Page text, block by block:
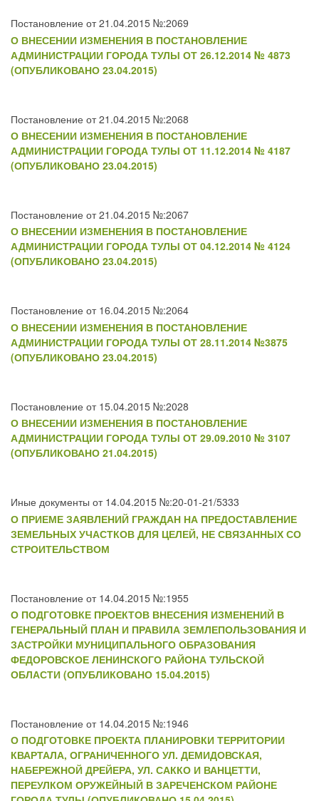
Постановление от 21.04.2015 №:2069
О ВНЕСЕНИИ ИЗМЕНЕНИЯ В ПОСТАНОВЛЕНИЕ
АДМИНИСТРАЦИИ ГОРОДА ТУЛЫ ОТ 26.12.2014 № 4873
(ОПУБЛИКОВАНО 23.04.2015)
Постановление от 21.04.2015 №:2068
О ВНЕСЕНИИ ИЗМЕНЕНИЯ В ПОСТАНОВЛЕНИЕ
АДМИНИСТРАЦИИ ГОРОДА ТУЛЫ ОТ 11.12.2014 № 4187
(ОПУБЛИКОВАНО 23.04.2015)
Постановление от 21.04.2015 №:2067
О ВНЕСЕНИИ ИЗМЕНЕНИЯ В ПОСТАНОВЛЕНИЕ
АДМИНИСТРАЦИИ ГОРОДА ТУЛЫ ОТ 04.12.2014 № 4124
(ОПУБЛИКОВАНО 23.04.2015)
Постановление от 16.04.2015 №:2064
О ВНЕСЕНИИ ИЗМЕНЕНИЯ В ПОСТАНОВЛЕНИЕ
АДМИНИСТРАЦИИ ГОРОДА ТУЛЫ ОТ 28.11.2014 №3875
(ОПУБЛИКОВАНО 23.04.2015)
Постановление от 15.04.2015 №:2028
О ВНЕСЕНИИ ИЗМЕНЕНИЯ В ПОСТАНОВЛЕНИЕ
АДМИНИСТРАЦИИ ГОРОДА ТУЛЫ ОТ 29.09.2010 № 3107
(ОПУБЛИКОВАНО 21.04.2015)
Иные документы от 14.04.2015 №:20-01-21/5333
О ПРИЕМЕ ЗАЯВЛЕНИЙ ГРАЖДАН НА ПРЕДОСТАВЛЕНИЕ
ЗЕМЕЛЬНЫХ УЧАСТКОВ ДЛЯ ЦЕЛЕЙ, НЕ СВЯЗАННЫХ СО
СТРОИТЕЛЬСТВОМ
Постановление от 14.04.2015 №:1955
О ПОДГОТОВКЕ ПРОЕКТОВ ВНЕСЕНИЯ ИЗМЕНЕНИЙ В
ГЕНЕРАЛЬНЫЙ ПЛАН И ПРАВИЛА ЗЕМЛЕПОЛЬЗОВАНИЯ И
ЗАСТРОЙКИ МУНИЦИПАЛЬНОГО ОБРАЗОВАНИЯ
ФЕДОРОВСКОЕ ЛЕНИНСКОГО РАЙОНА ТУЛЬСКОЙ
ОБЛАСТИ (ОПУБЛИКОВАНО 15.04.2015)
Постановление от 14.04.2015 №:1946
О ПОДГОТОВКЕ ПРОЕКТА ПЛАНИРОВКИ ТЕРРИТОРИИ
КВАРТАЛА, ОГРАНИЧЕННОГО УЛ. ДЕМИДОВСКАЯ,
НАБЕРЕЖНОЙ ДРЕЙЕРА, УЛ. САККО И ВАНЦЕТТИ,
ПЕРЕУЛКОМ ОРУЖЕЙНЫЙ В ЗАРЕЧЕНСКОМ РАЙОНЕ